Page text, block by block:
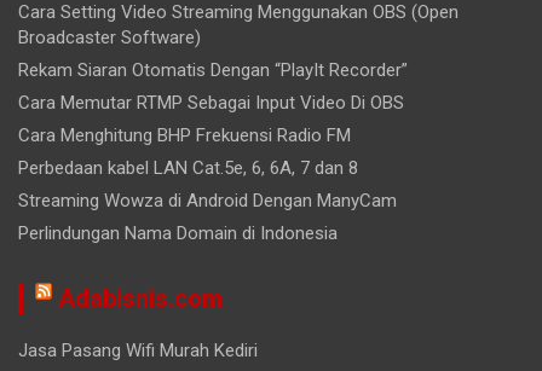
Cara Setting Video Streaming Menggunakan OBS (Open
Broadcaster Software)
Rekam Siaran Otomatis Dengan “PlayIt Recorder”
Cara Memutar RTMP Sebagai Input Video Di OBS
Cara Menghitung BHP Frekuensi Radio FM
Perbedaan kabel LAN Cat.5e, 6, 6A, 7 dan 8
Streaming Wowza di Android Dengan ManyCam
Perlindungan Nama Domain di Indonesia
Adabisnis.com
Jasa Pasang Wifi Murah Kediri